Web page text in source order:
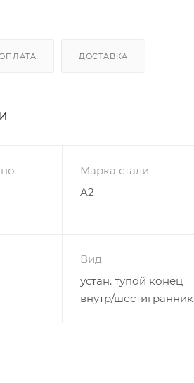
ДОСТАВКА
Марка стали
A2
Вид
устан. тупой конец
внутр/шестигранник